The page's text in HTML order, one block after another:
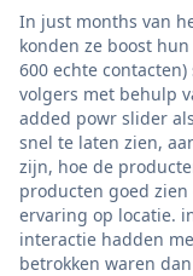
In just months van
konden ze boost
600 echte
volgers met behulp
added powr slider
snel te laten zien,
zijn, hoe de
producten goed
ervaring op locatie.
interactie hadden
betrokken waren